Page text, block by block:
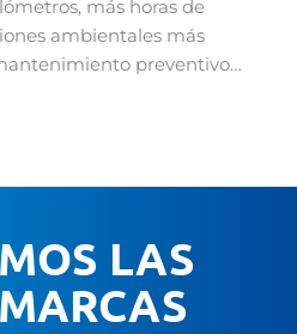
más horas de
ambientales más
preventivo…
LAS